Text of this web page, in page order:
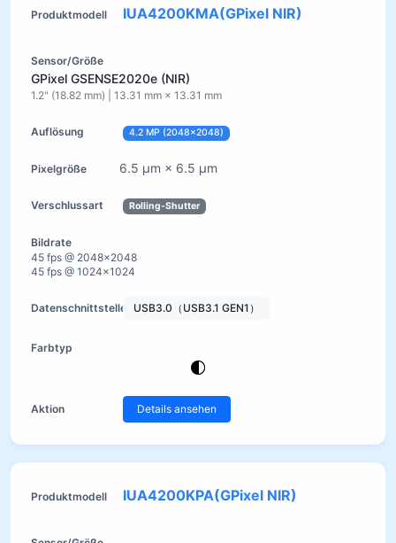
IUA4200KMA(GPixel NIR)
GPixel GSENSE2020e (NIR)
1.2" (18.82 mm) | 13.31 mm × 13.31 mm
4.2 MP (2048×2048)
6.5 µm × 6.5 µm
Rolling-Shutter
45 fps @ 2048×2048
45 fps @ 1024×1024
USB3.0（USB3.1 GEN1）
Details ansehen
IUA4200KPA(GPixel NIR)